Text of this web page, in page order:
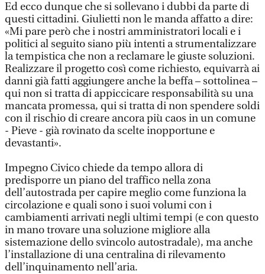
Ed ecco dunque che si sollevano i dubbi da parte di
questi cittadini. Giulietti non le manda affatto a dire:
«Mi pare però che i nostri amministratori locali e i
politici al seguito siano più intenti a strumentalizzare
la tempistica che non a reclamare le giuste soluzioni.
Realizzare il progetto così come richiesto, equivarrà ai
danni già fatti aggiungere anche la beffa – sottolinea –
qui non si tratta di appiccicare responsabilità su una
mancata promessa, qui si tratta di non spendere soldi
con il rischio di creare ancora più caos in un comune
- Pieve - già rovinato da scelte inopportune e
devastanti».
Impegno Civico chiede da tempo allora di
predisporre un piano del traffico nella zona
dell’autostrada per capire meglio come funziona la
circolazione e quali sono i suoi volumi con i
cambiamenti arrivati negli ultimi tempi (e con questo
in mano trovare una soluzione migliore alla
sistemazione dello svincolo autostradale), ma anche
l’installazione di una centralina di rilevamento
dell’inquinamento nell’aria.